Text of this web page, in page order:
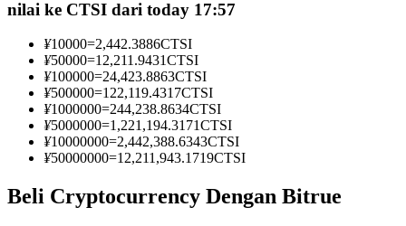
Informasi
nilai ke CTSI dari today 17:57
¥10000=2,442.3886CTSI
¥50000=12,211.9431CTSI
¥100000=24,423.8863CTSI
¥500000=122,119.4317CTSI
¥1000000=244,238.8634CTSI
¥5000000=1,221,194.3171CTSI
¥10000000=2,442,388.6343CTSI
¥50000000=12,211,943.1719CTSI
Beli Cryptocurrency Dengan Bitrue